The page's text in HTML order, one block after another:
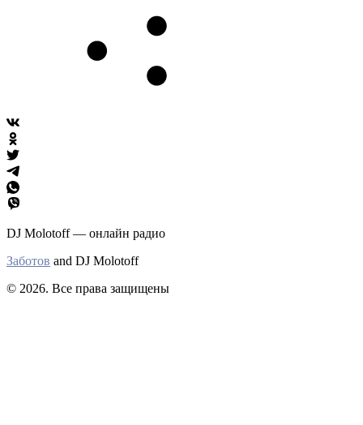
DJ Molotoff — онлайн радио
Заботов and DJ Molotoff
© 2026. Все права защищены